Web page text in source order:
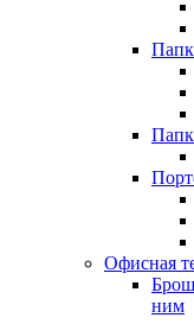
Офисная
ним